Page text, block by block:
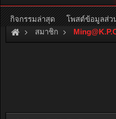
หรืออ่านรายละเอี
สมาชิก
กิจกรรมล่าสุด โพสต์ข้อมูลส่ว